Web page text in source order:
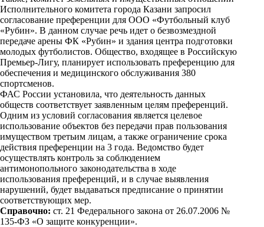
Исполнительного комитета города Казани запросил
согласование преференции для ООО «Футбольный клуб
«Рубин». В данном случае речь идет о безвозмездной
передаче арены ФК «Рубин» и здания центра подготовки
молодых футболистов. Общество, входящее в Российскую
Премьер-Лигу, планирует использовать преференцию для
обеспечения и медицинского обслуживания 380
спортсменов.
ФАС России установила, что деятельность данных
обществ соответствует заявленным целям преференций.
Одним из условий согласования является целевое
использование объектов без передачи прав пользования
имуществом третьим лицам, а также ограничение срока
действия преференции на 3 года. Ведомство будет
осуществлять контроль за соблюдением
антимонопольного законодательства в ходе
использования преференций, и в случае выявления
нарушений, будет выдаваться предписание о принятии
соответствующих мер.
Справочно: ст. 21 Федерального закона от 26.07.2006 №
135-ФЗ «О защите конкуренции».